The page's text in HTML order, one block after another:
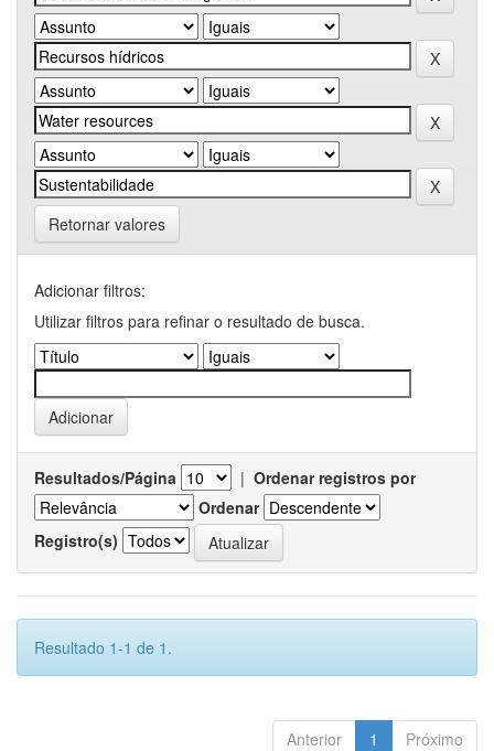
Retornar valores
Adicionar filtros:
Utilizar filtros para refinar o resultado de busca.
Resultados/Página | Ordenar registros por
Ordenar
Registro(s)
Resultado 1-1 de 1.
Anterior 1 Próximo